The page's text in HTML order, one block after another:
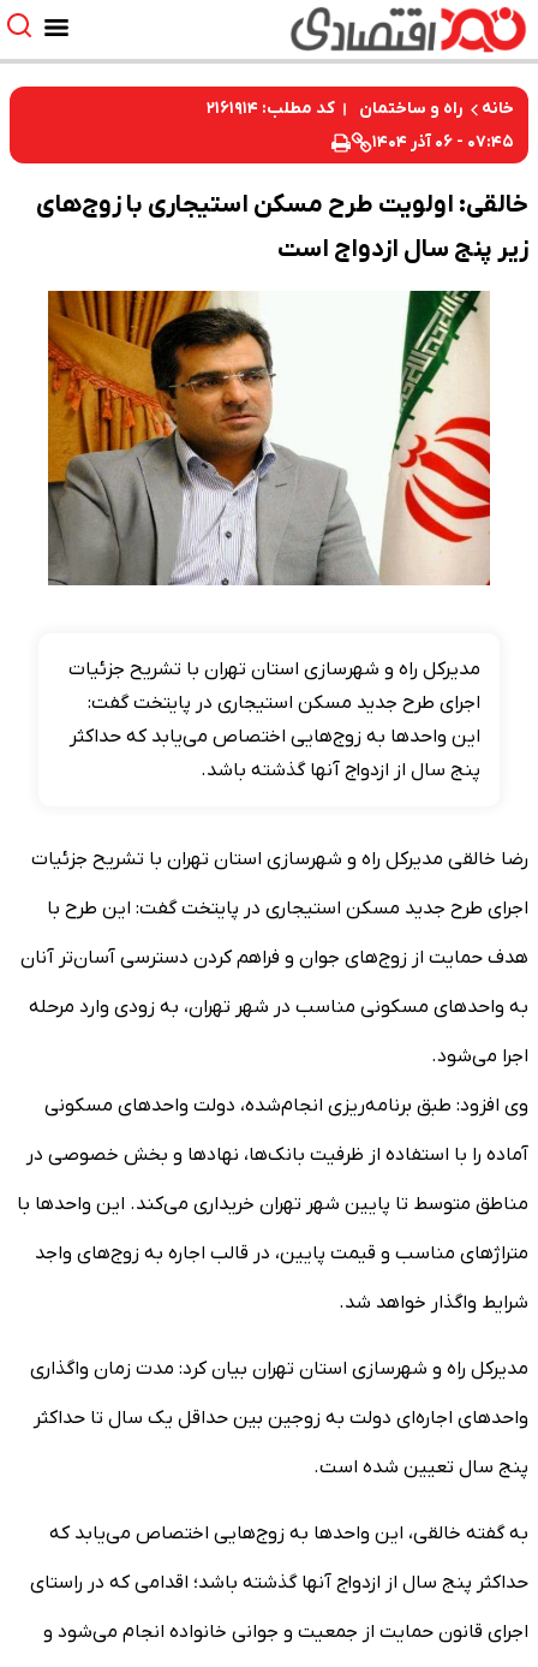
خانه راه و ساختمان
کد مطلب: ۲۱۶۱۹۱۴
۰۷:۴۵ - ۰۶ آذر ۱۴۰۴
خالقی: اولویت طرح مسکن استیجاری با زوج‌های
زیر پنج سال ازدواج است
مدیرکل راه و شهرسازی استان تهران با تشریح جزئیات
اجرای طرح جدید مسکن استیجاری در پایتخت گفت:
این واحدها به زوج‌هایی اختصاص می‌یابد که حداکثر
پنج سال از ازدواج آنها گذشته باشد.
رضا خالقی مدیرکل راه و شهرسازی استان تهران با تشریح جزئیات
اجرای طرح جدید مسکن استیجاری در پایتخت گفت: این طرح با
هدف حمایت از زوج‌های جوان و فراهم کردن دسترسی آسان‌تر آنان
به واحدهای مسکونی مناسب در شهر تهران، به زودی وارد مرحله
اجرا می‌شود.
وی افزود: طبق برنامه‌ریزی انجام‌شده، دولت واحدهای مسکونی
آماده را با استفاده از ظرفیت بانک‌ها، نهادها و بخش خصوصی در
مناطق متوسط تا پایین شهر تهران خریداری می‌کند. این واحدها با
متراژهای مناسب و قیمت پایین، در قالب اجاره به زوج‌های واجد
شرایط واگذار خواهد شد.
مدیرکل راه و شهرسازی استان تهران بیان کرد: مدت زمان واگذاری
واحدهای اجاره‌ای دولت به زوجین بین حداقل یک سال تا حداکثر
پنج سال تعیین شده است.
به گفته خالقی، این واحدها به زوج‌هایی اختصاص می‌یابد که
حداکثر پنج سال از ازدواج آنها گذشته باشد؛ اقدامی که در راستای
اجرای قانون حمایت از جمعیت و جوانی خانواده انجام می‌شود و